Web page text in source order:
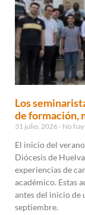
Los
de formación,
31 julio, 2026 No
El inicio del
Diócesis de
experiencias de
académico. Estas
antes del inicio de
septiembre.